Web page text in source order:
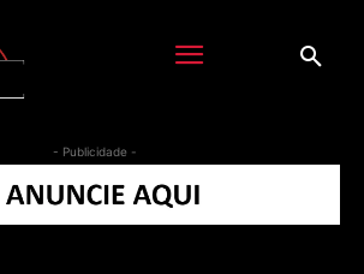
- Publicidade -